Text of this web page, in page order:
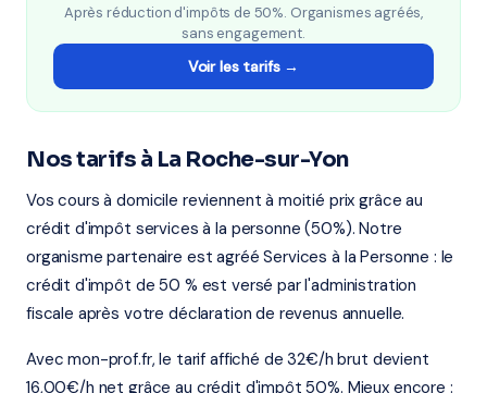
Après réduction d'impôts de 50%. Organismes agréés,
sans engagement.
Voir les tarifs →
Nos tarifs à La Roche-sur-Yon
Vos cours à domicile reviennent à moitié prix grâce au
crédit d'impôt services à la personne (50%). Notre
organisme partenaire est agréé Services à la Personne : le
crédit d'impôt de 50 % est versé par l'administration
fiscale après votre déclaration de revenus annuelle.
Avec mon-prof.fr, le tarif affiché de 32€/h brut devient
16,00€/h net grâce au crédit d'impôt 50%. Mieux encore :